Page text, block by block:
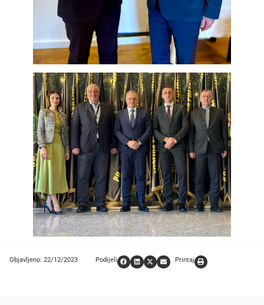
Objavljeno: 22/12/2023 Podijeli Printaj